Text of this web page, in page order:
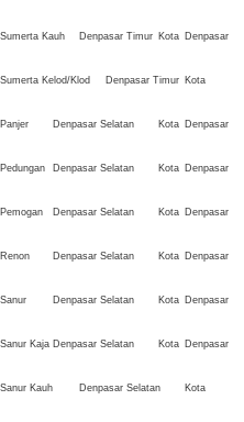
Sumerta Kauh Denpasar Timur Kota Denpasar
Sumerta Kelod/Klod Denpasar Timur Kota
Panjer Denpasar Selatan Kota Denpasar
Pedungan Denpasar Selatan Kota Denpasar
Pemogan Denpasar Selatan Kota Denpasar
Renon Denpasar Selatan Kota Denpasar
Sanur Denpasar Selatan Kota Denpasar
Sanur Kaja Denpasar Selatan Kota Denpasar
Sanur Kauh Denpasar Selatan
Kota